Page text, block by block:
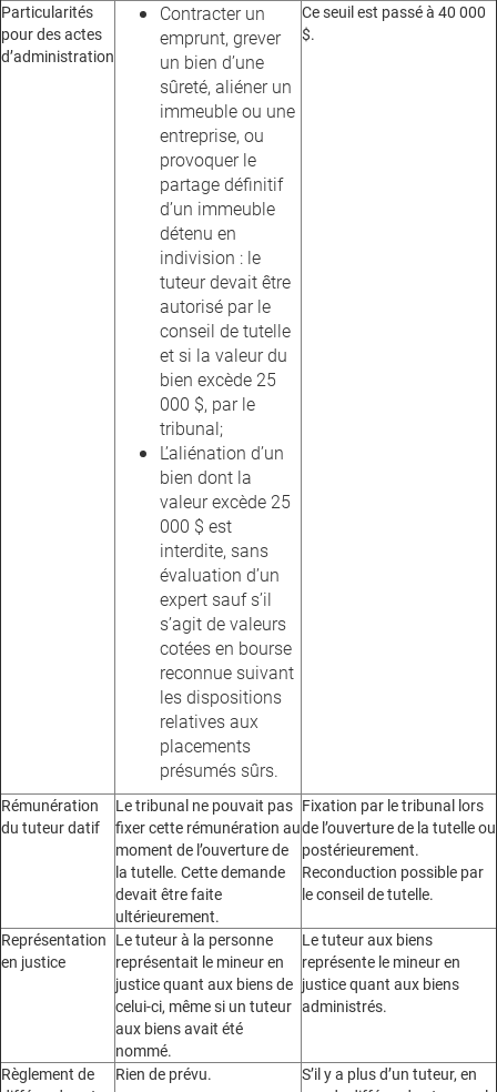
Particularités
pour des actes
d’administration
Contracter un
emprunt, grever
un bien d’une
sûreté, aliéner un
immeuble ou une
entreprise, ou
provoquer le
partage définitif
d’un immeuble
détenu en
indivision : le
tuteur devait être
autorisé par le
conseil de tutelle
et si la valeur du
bien excède 25
000 $, par le
tribunal;
L’aliénation d’un
bien dont la
valeur excède 25
000 $ est
interdite, sans
évaluation d’un
expert sauf s’il
s’agit de valeurs
cotées en bourse
reconnue suivant
les dispositions
relatives aux
placements
présumés sûrs.
Ce seuil est passé à 40 000
$.
Rémunération
du tuteur datif
Le tribunal ne pouvait pas
fixer cette rémunération au
moment de l’ouverture de
la tutelle. Cette demande
devait être faite
ultérieurement.
Fixation par le tribunal lors
de l’ouverture de la tutelle ou
postérieurement.
Reconduction possible par
le conseil de tutelle.
Représentation
en justice
Le tuteur à la personne
représentait le mineur en
justice quant aux biens de
celui-ci, même si un tuteur
aux biens avait été
nommé.
Le tuteur aux biens
représente le mineur en
justice quant aux biens
administrés.
Règlement de
Rien de prévu.
S’il y a plus d’un tuteur, en